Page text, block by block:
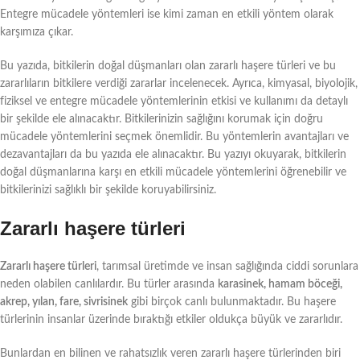
Entegre mücadele yöntemleri ise kimi zaman en etkili yöntem olarak
karşımıza çıkar.
Bu yazıda, bitkilerin doğal düşmanları olan zararlı haşere türleri ve bu
zararlıların bitkilere verdiği zararlar incelenecek. Ayrıca, kimyasal, biyolojik,
fiziksel ve entegre mücadele yöntemlerinin etkisi ve kullanımı da detaylı
bir şekilde ele alınacaktır. Bitkilerinizin sağlığını korumak için doğru
mücadele yöntemlerini seçmek önemlidir. Bu yöntemlerin avantajları ve
dezavantajları da bu yazıda ele alınacaktır. Bu yazıyı okuyarak, bitkilerin
doğal düşmanlarına karşı en etkili mücadele yöntemlerini öğrenebilir ve
bitkilerinizi sağlıklı bir şekilde koruyabilirsiniz.
Zararlı haşere türleri
Zararlı haşere türleri, tarımsal üretimde ve insan sağlığında ciddi sorunlara
neden olabilen canlılardır. Bu türler arasında karasinek, hamam böceği,
akrep, yılan, fare, sivrisinek gibi birçok canlı bulunmaktadır. Bu haşere
türlerinin insanlar üzerinde bıraktığı etkiler oldukça büyük ve zararlıdır.
Bunlardan en bilinen ve rahatsızlık veren zararlı haşere türlerinden biri